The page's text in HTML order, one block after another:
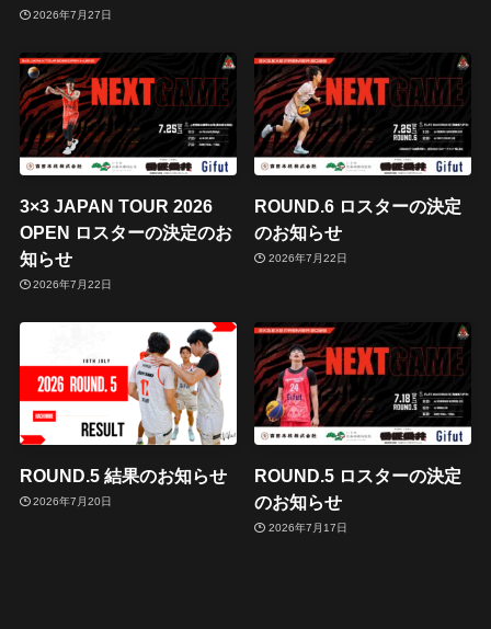
2026年7月27日
3×3 JAPAN TOUR 2026
OPEN ロスターの決定のお
知らせ
2026年7月22日
ROUND.6 ロスターの決定
のお知らせ
2026年7月22日
ROUND.5 結果のお知らせ
2026年7月20日
ROUND.5 ロスターの決定
のお知らせ
2026年7月17日